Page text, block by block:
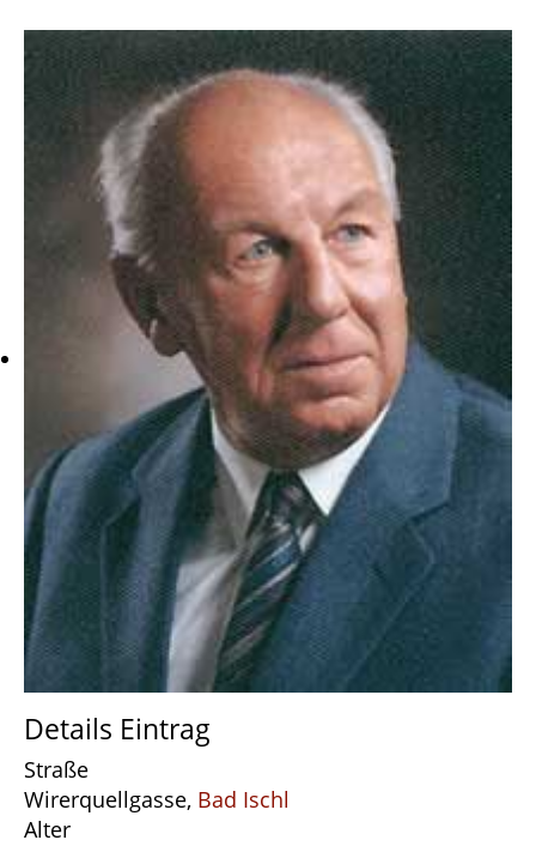
Details Eintrag
Straße
Wirerquellgasse, Bad Ischl
Alter